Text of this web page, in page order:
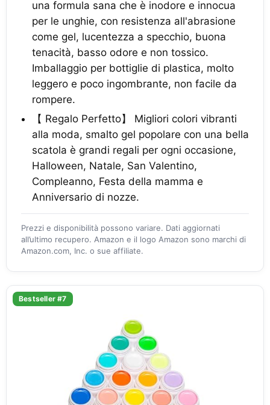
una formula sana che è inodore e innocua
per le unghie, con resistenza all'abrasione
come gel, lucentezza a specchio, buona
tenacità, basso odore e non tossico.
Imballaggio per bottiglie di plastica, molto
leggero e poco ingombrante, non facile da
rompere.
【 Regalo Perfetto】 Migliori colori vibranti
alla moda, smalto gel popolare con una bella
scatola è grandi regali per ogni occasione,
Halloween, Natale, San Valentino,
Compleanno, Festa della mamma e
Anniversario di nozze.
Prezzi e disponibilità possono variare. Dati aggiornati
all’ultimo recupero. Amazon e il logo Amazon sono marchi di
Amazon.com, Inc. o sue affiliate.
Bestseller #7